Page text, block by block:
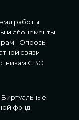
работы
и абонементы
Опросы
связи
СВО
Виртуальные
фонд